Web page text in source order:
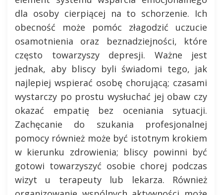
dla osoby cierpiącej na to schorzenie. Ich
obecność może pomóc złagodzić uczucie
osamotnienia oraz beznadziejności, które
często towarzyszy depresji. Ważne jest
jednak, aby bliscy byli świadomi tego, jak
najlepiej wspierać osobę chorującą; czasami
wystarczy po prostu wysłuchać jej obaw czy
okazać empatię bez oceniania sytuacji.
Zachęcanie do szukania profesjonalnej
pomocy również może być istotnym krokiem
w kierunku zdrowienia; bliscy powinni być
gotowi towarzyszyć osobie chorej podczas
wizyt u terapeuty lub lekarza. Również